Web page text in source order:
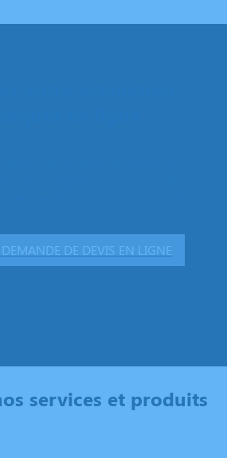
DE DEVIS EN LIGNE
services et produits